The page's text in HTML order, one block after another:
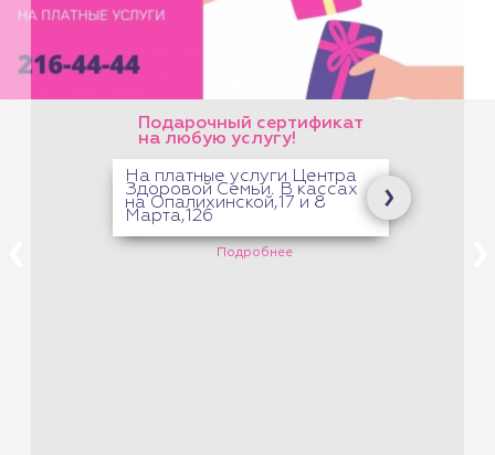
Подарочный сертификат
на любую услугу!
На платные услуги Центра
Здоровой Семьи. В кассах
на Опалихинской,17 и 8
Марта,126
Подробнее